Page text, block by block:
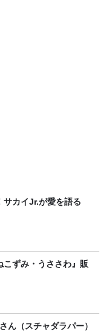
サカイJr.が愛を語る
こずみ・うささわ』販
ん（スチャダラパー）